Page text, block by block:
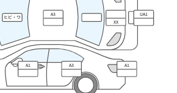
ヒビ・ワ
レ・キズ
A3
XX
UA1
A1 A3 A1